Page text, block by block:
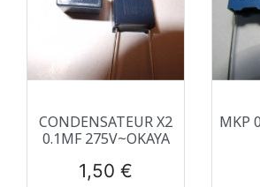
CONDENSATEUR X2
0.1ΜF 275V~OKAYA
Prix
1,50 €
MKP